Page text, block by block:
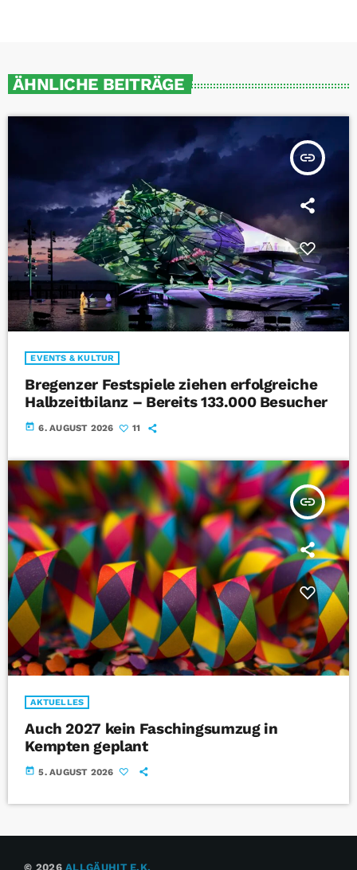
ÄHNLICHE BEITRÄGE
insert_link
EVENTS & KULTUR
Bregenzer Festspiele ziehen erfolgreiche
Halbzeitbilanz – Bereits 133.000 Besucher
today 6. AUGUST 2026 11
insert_link
AKTUELLES
Auch 2027 kein Faschingsumzug in
Kempten geplant
today 5. AUGUST 2026
© 2026ALLGÄUHIT E.K.